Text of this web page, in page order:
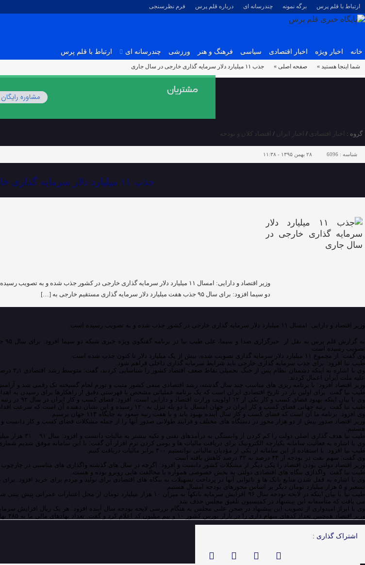
ارتباط با قلم پرس برگه نمونه چندرسانه ای درباره قلم پرس فرم نظرسنجی
خانه اخبار ویژه اخبار اقتصادی سیاسی فرهنگ و هنر ورزشی چندرسانه ای ارتباط با قلم پرس
شما اینجا هستید » صفحه اصلی » جذب ۱۱ میلیارد دلار سرمایه گذاری خارجی در سال جاری
گروه : اخبار اقتصادی / اخبار ایران / اقتصاد کلان و بودجه
شناسه : 6096 ۲۸ بهمن ۱۳۹۵ - ۱۱:۳۸
جذب ۱۱ میلیارد دلار سرمایه گذاری خارجی در سال جاری
وزیر اقتصاد و دارایی: امسال ۱۱ میلیارد دلار سرمایه گذاری خارجی در کشور
دو سیما افزود: برای سال ۹۵ جذب هفت میلیارد دلار سرمایه گذاری مستقیم خارجی به […]
وزیر اقتصاد و دارایی: امسال ۱۱ میلیارد دلار سرمایه گذاری خارجی در کشور جذب شده و به تصویب رسیده است.
تصویب رسیده است.
وی گفت: از مجموع ۱۱ میلیارد دلار سرمایه گذاری تصویب شده، بیش از یک میلیارد دلار تا کنون جذب شده است.
طیب نیا افزود: برای جذب سرمایه گذاری خارجی باید شرایط سرمایه گذاری داخلی فراهم شود.
وی با
علیه ملت ایران اعمال کردند.
وزیر اقتصاد افزود: با برنامه ریزی های مناسب چند سال گذشته، رشد اقتصادی منفی کشور مثبت و تورم لجام گسیخته تک رقمی شد و
طیب نیا گفت: برای اولین بار در تاریخ اقتصادی ایران است که یک برنامه عملیاتی مشخص با فهرستی دقیق از راهکارها برای رسیدن به
وی با بیان اینکه بهبود فضای کسب و کار یکی از ۱۲ اولویت وزارت اقتصاد و دارایی است، افزود: فضای کسب و کار ایران در سال ۹۲ در رتبه ۱۵۲ جهان قرار داشت که سال گذشته این رتبه به ۱۱۸ رسید.
طیب نیا گفت: رتبه جهانی فضای کسب و کار ایران در جهان امسال با دو پله تنزل به ۱۲۰ رسیده و این نشان دهنده آن است که سرعت اقدامات ما کم بوده است.
وی افزود: برنامه ما آن است که فضای کسب و کار سال آینده بهبود یابد و با هفت رتبه صعود به جایگاه ۱۱۳ جهان برسیم.
هستیم.
طیب نیا هدف گذاری اصلی دولت را کم کردن از وابستگی به درآمدهای نفتی و تکیه بیشتر به مالیات دانست و افزود: سال ۹۱ ۳۱ هزار میلیارد تومان مالیات در کشور وصول شد که این میزان امسال به ۸۰ هزار میلیارد تومان خواهد رسید.
وی با اشاره به فعالیت سامانه یکپارچه الکترونیک برای دریافت مالیات ها و بومی کردن نرم افزار آن گفت: با این سامانه موفق شدیم
طیب نیا افزود: با استفاده از این سامانه از یکی از مؤدیان مالیاتی توانستیم ۳۰۰ برابر مالیات دریافت کنیم.
وی گفت: سهم نفت در بودجه از ۴۴ درصد به ۳۲ درصد کاهش یافته است.
وزیر اقتصاد دولتی بودن اقتصاد را یکی دیگر از مشکلات کشور دانست و افزود: اگرچه در سال های گذشته واگذاری های مناسبی در چارچوب اصل ۴۴ نداشتیم، در چند سال اخیر این واگذاری ها نسبت به قبل بهتر
طیب نیا گفت: واگذاری بنگاه های اقتصادی دولتی به بخش خصوصی همواره با مخالفت هایی روبرو بوده و هست.
تسعیر و ۵ هزار میلیارد تومان دیگر بر اساس مجوزهای بودجه امسال هستیم.
می یافت که متأسفانه این پیشنهاد در کمیسیون تلفیق مجلس حذف شد.
وی با ابراز امیدواری از تصویب این پیشنهاد در صحن علنی مجلس به هنگام بررسی لایحه بودجه سال آینده افزود: هر یک ریال افزایش سرمایه در بانکها قدرت
وزیر اقتصاد همچنین تعداد کدهای سهام داری را در بازار بورس کشور ۱۰ و نیم میلیون کد اعلام کرد و گفت: تعداد نهادهای مالی ما به ۴۸۵ نهاد رسیده و بر این اساس ۸۹ درصد از اهداف امسال محقق شده است.
اشتراک گذاری :